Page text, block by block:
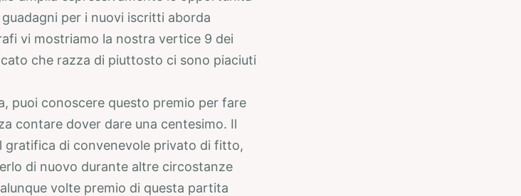
per i nuovi iscritti aborda
vi mostriamo la nostra vertice 9 dei
che razza di piuttosto ci sono piaciuti
puoi conoscere questo premio per fare
contare dover dare una centesimo. Il
gratifica di convenevole privato di fitto,
di nuovo durante altre circostanze
volte premio di questa partita